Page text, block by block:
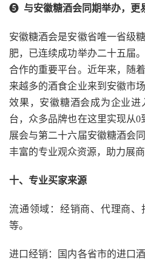
❺ 与安徽糖酒会同期举办，更
安徽糖酒会是安徽省唯一省级
肥，已连续成功举办二十五届
合作的重要平台。近年来，随
来越多的酒食企业来到安徽市
效果，安徽糖酒会成为企业
台，众多品牌也在这里实现从
展会与第二十六届安徽糖酒会
丰富的专业观众资源，助力展
十、 专业买家来源
流通领域：经销商、代理商
等。
进口经销：国内各省市的进口